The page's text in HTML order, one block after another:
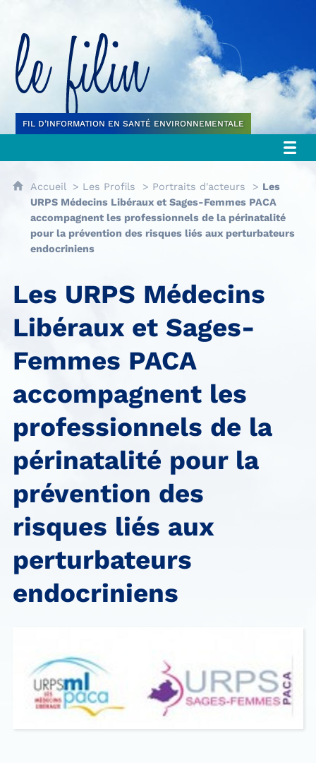
FIL D’INFORMATION EN SANTÉ ENVIRONNEMENTALE
Accueil Les Profils Portraits d'acteurs
Les
URPS Médecins Libéraux et Sages-Femmes PACA
accompagnent les professionnels de la périnatalité
pour la prévention des risques liés aux perturbateurs
endocriniens
Les URPS Médecins
Libéraux et Sages-
Femmes PACA
accompagnent les
professionnels de la
périnatalité pour la
prévention des
risques liés aux
perturbateurs
endocriniens